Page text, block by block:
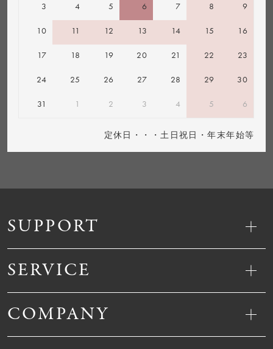
SUPPORT
SERVICE
COMPANY
3 4 5 6 7 8 9
10 11 12 13 14 15 16
17 18 19 20 21 22 23
24 25 26 27 28 29 30
31 1 2 3 4 5 6
定休日・・・土日祝日・年末年始等